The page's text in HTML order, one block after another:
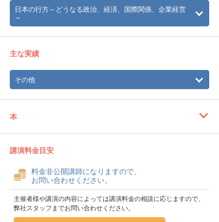
日本の行方～どうなる政治、経済、国際関係、企業経営
～
主な実績
その他
本
講演料金目安
料金非公開講師になりますので、
お問い合わせください。
主催者様や講演の内容によっては講演料金の相談に応じますので、
弊社スタッフまでお問い合わせください。